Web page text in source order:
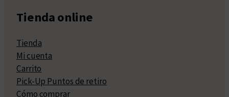
Tienda online
Tienda
Mi cuenta
Carrito
Pick-Up Puntos de retiro
Cómo comprar